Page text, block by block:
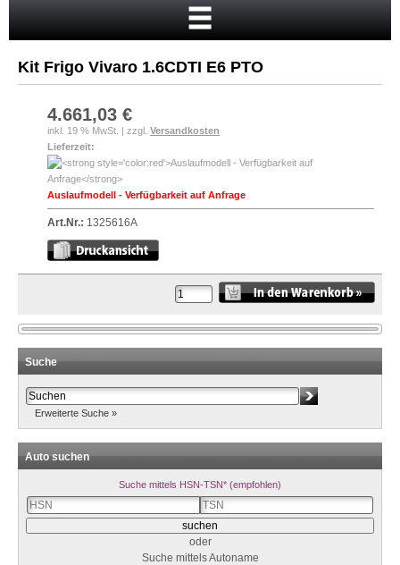
Mein Konto
Neukunde?
Kasse
Anmelden
Kit Frigo Vivaro 1.6CDTI E6 PTO
4.661,03 €
inkl. 19 % MwSt. | zzgl. Versandkosten
Lieferzeit:
Auslaufmodell - Verfügbarkeit auf Anfrage
Art.Nr.: 1325616A
Suche
Erweiterte Suche »
Auto suchen
Suche mittels HSN-TSN* (empfohlen)
oder
Suche mittels Autoname